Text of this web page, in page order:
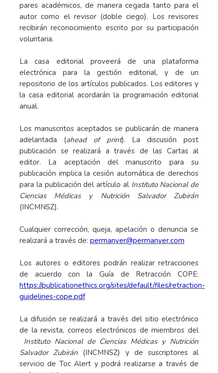
pares académicos, de manera cegada tanto para el
autor como el revisor (doble ciego). Los revisores
recibirán reconocimiento escrito por su participación
voluntaria.
La casa editorial proveerá de una plataforma
electrónica para la gestión editorial, y de un
repositorio de los artículos publicados. Los editores y
la casa editorial acordarán la programación editorial
anual.
Los manuscritos aceptados se publicarán de manera
adelantada (ahead of print). La discusión post
publicación se realizará a través de las Cartas al
editor. La aceptación del manuscrito para su
publicación implica la cesión automática de derechos
para la publicación del artículo alInstituto Nacional de
Ciencias Médicas y Nutrición Salvador Zubirán
(INCMNSZ).
Cualquier corrección, queja, apelación o denuncia se
realizará a través de: permanyer@permanyer.com
Los autores o editores podrán realizar retracciones
de acuerdo con la Guía de Retracción COPE:
https://publicationethics.org/sites/default/files/retraction-
guidelines-cope.pdf
La difusión se realizará a través del sitio electrónico
de la revista, correos electrónicos de miembros del
Instituto Nacional de Ciencias Médicas y Nutrición
Salvador Zubirán (INCMNSZ) y de suscriptores al
servicio de Toc Alert y podrá realizarse a través de